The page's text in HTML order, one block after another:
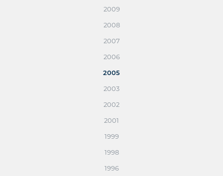
2009
2008
2007
2006
2005
2003
2002
2001
1999
1998
1996